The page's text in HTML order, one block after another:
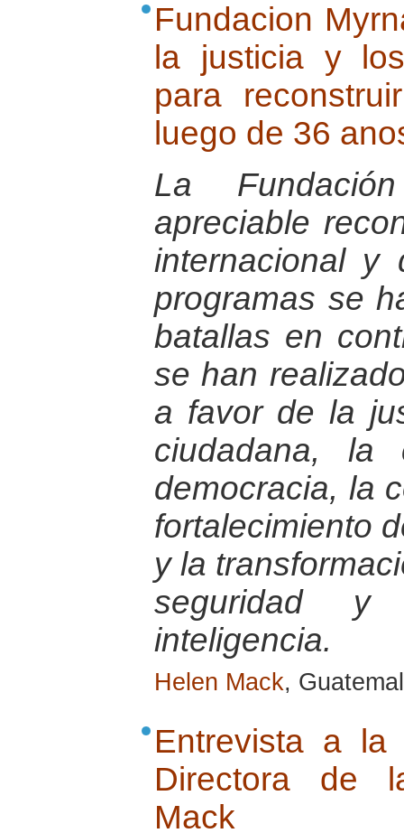
Fundacion
la justicia y
para
luego de 36
La
apreciable
internacional y
programas se
batallas en
se han
a favor de la
ciudadana, la
democracia, la
fortalecimiento
y la
seguridad
inteligencia.
Helen Mack,
Entrevista a la
Directora de
Mack